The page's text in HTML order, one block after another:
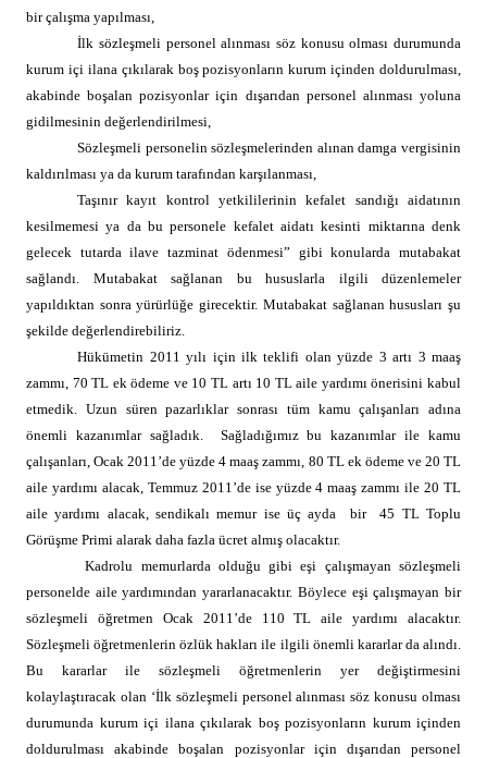
bir çalışma yapılması,
İlk sözleşmeli personel alınması söz konusu olması durumunda
kurum içi ilana çıkılarak boş pozisyonların kurum içinden doldurulması,
akabinde boşalan pozisyonlar için dışarıdan personel alınması yoluna
gidilmesinin değerlendirilmesi,
Sözleşmeli personelin sözleşmelerinden alınan damga vergisinin
kaldırılması ya da kurum tarafından karşılanması,
Taşınır kayıt kontrol yetkililerinin kefalet sandığı aidatının
kesilmemesi ya da bu personele kefalet aidatı kesinti miktarına denk
gelecek tutarda ilave tazminat ödenmesi” gibi konularda mutabakat
sağlandı. Mutabakat sağlanan bu hususlarla ilgili düzenlemeler
yapıldıktan sonra yürürlüğe girecektir. Mutabakat sağlanan hususları şu
şekilde değerlendirebiliriz.
Hükümetin 2011 yılı için ilk teklifi olan yüzde 3 artı 3 maaş
zammı, 70 TL ek ödeme ve 10 TL artı 10 TL aile yardımı önerisini kabul
etmedik. Uzun süren pazarlıklar sonrası tüm kamu çalışanları adına
önemli kazanımlar sağladık.
Sağladığımız bu kazanımlar ile kamu
çalışanları, Ocak 2011’de yüzde 4 maaş zammı, 80 TL ek ödeme ve 20 TL
aile yardımı alacak, Temmuz 2011’de ise yüzde 4 maaş zammı ile 20 TL
aile yardımı alacak, sendikalı memur ise üç ayda bir 45 TL Toplu
Görüşme Primi alarak daha fazla ücret almış olacaktır.
Kadrolu memurlarda olduğu gibi eşi çalışmayan sözleşmeli
personelde aile yardımından yararlanacaktır. Böylece eşi çalışmayan bir
sözleşmeli öğretmen Ocak 2011’de 110 TL aile yardımı alacaktır.
Sözleşmeli öğretmenlerin özlük hakları ile ilgili önemli kararlar da alındı.
Bu kararlar ile sözleşmeli öğretmenlerin yer değiştirmesini
kolaylaştıracak olan ‘İlk sözleşmeli personel alınması söz konusu olması
durumunda kurum içi ilana çıkılarak boş pozisyonların kurum içinden
doldurulması akabinde boşalan pozisyonlar için dışarıdan personel